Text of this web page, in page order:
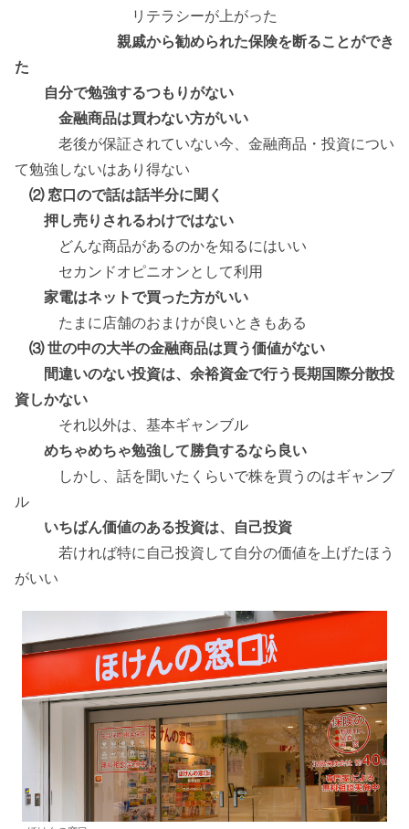
リテラシーが上がった
親戚から勧められた保険を断ることができ
た
自分で勉強するつもりがない
金融商品は買わない方がいい
老後が保証されていない今、金融商品・投資につい
て勉強しないはあり得ない
⑵ 窓口ので話は話半分に聞く
押し売りされるわけではない
どんな商品があるのかを知るにはいい
セカンドオピニオンとして利用
家電はネットで買った方がいい
たまに店舗のおまけが良いときもある
⑶ 世の中の大半の金融商品は買う価値がない
間違いのない投資は、余裕資金で行う長期国際分散投
資しかない
それ以外は、基本ギャンブル
めちゃめちゃ勉強して勝負するなら良い
しかし、話を聞いたくらいで株を買うのはギャンブ
ル
いちばん価値のある投資は、自己投資
若ければ特に自己投資して自分の価値を上げたほう
がいい